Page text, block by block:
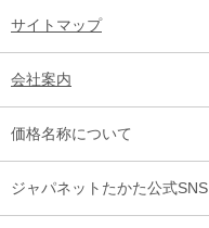
サイトマップ
会社案内
価格名称について
ジャパネットたかた公式SNS